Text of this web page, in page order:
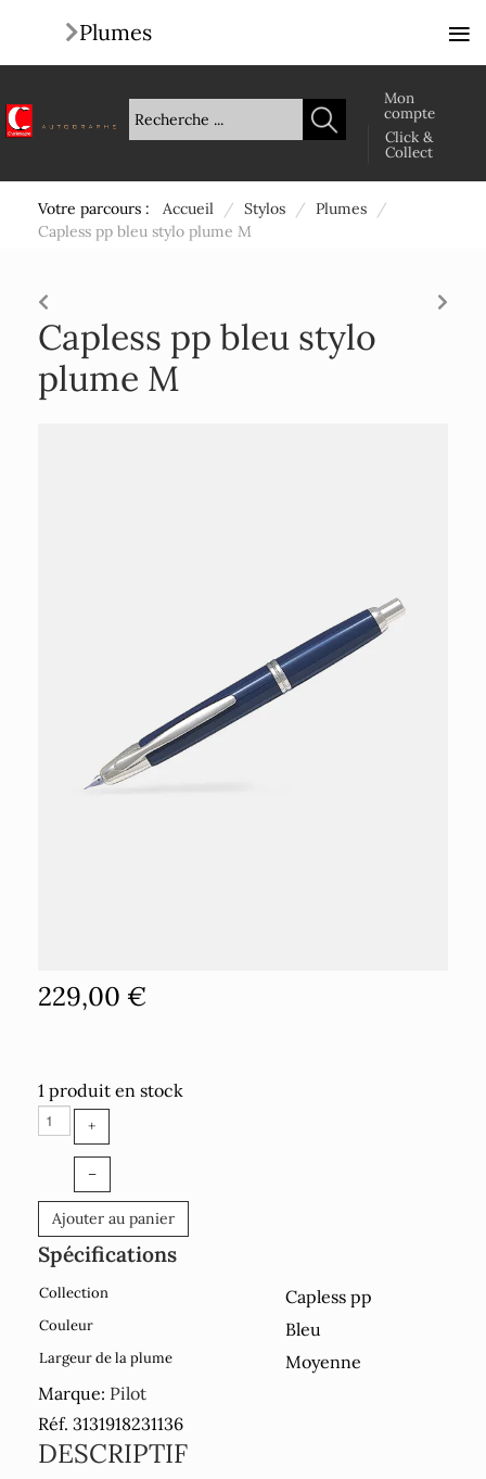
Mon
compte
Click &
Collect
Votre parcours : Accueil / Stylos / Plumes
/
Capless pp bleu stylo plume M
Capless pp bleu stylo
plume M
229,00 €
1 produit en stock
+
–
Ajouter au panier
Spécifications
Collection Capless pp
Couleur Bleu
Largeur de la plume
Moyenne
Marque: Pilot
Réf. 3131918231136
DESCRIPTIF
Plumes ≡